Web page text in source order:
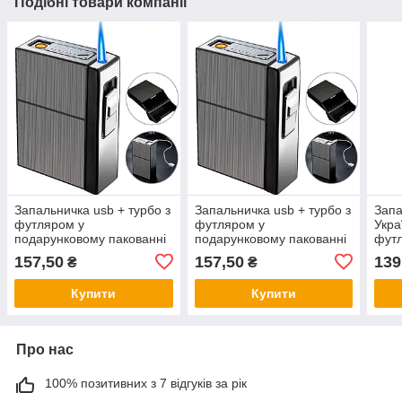
Запальничка usb + турбо з
футляром у
подарунковому пакованні
157,50 ₴
Купити
Запальничка usb + турбо з
футляром у
подарунковому пакованні
157,50₴
Купити
US-
Про нас
100% позитивних з 7 відгуків за рік